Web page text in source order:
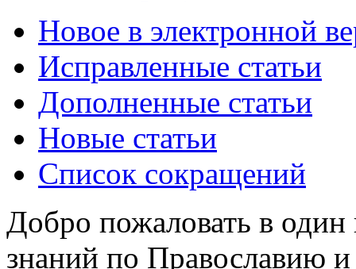
Новое в электронной
Исправленные статьи
Дополненные статьи
Новые статьи
Список сокращений
Добро пожаловать в
знаний по Православию